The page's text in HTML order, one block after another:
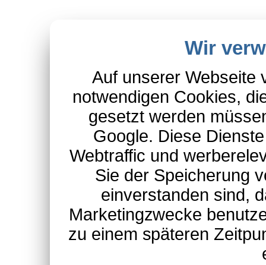
Wir
Auf unserer Webseite
notwendigen Cookies,
gesetzt werden
Google. Diese
Webtraffic und
Sie der Speicherung
einverstanden sind,
Marketingzwecke
zu einem späteren